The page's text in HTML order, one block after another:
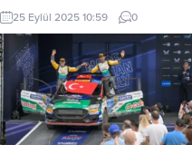
28 Eylül’de Orta Doğu Fuar
Merkezi’nde otomobil severleri
buluşturacak. GAZİANTEP (İGFA) –
Gaziantep’te Auto ve Drift Fest
2025 heyecanı başlıyor. Gaziantep
Büyükşehir Belediyesi
öncülüğünde düzenlenen
Gaziantep Auto ve Drift Fest
25 Eylül 2025 10:59 0